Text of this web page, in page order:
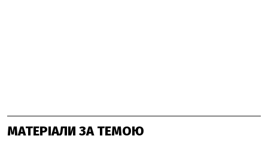
МАТЕРІАЛИ ЗА ТЕМОЮ